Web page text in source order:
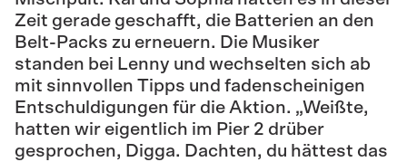
Zeit gerade geschafft, die Batterien an den
Belt-Packs zu erneuern. Die Musiker
standen bei Lenny und wechselten sich ab
mit sinnvollen Tipps und fadenscheinigen
Entschuldigungen für die Aktion. „Weißte,
hatten wir eigentlich im Pier 2 drüber
gesprochen, Digga. Dachten, du hättest das